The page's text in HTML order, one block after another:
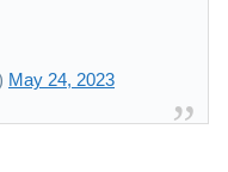
May 24, 2023